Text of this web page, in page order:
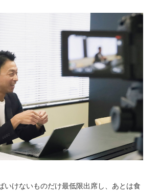
いけないものだけ最低限出席し、あとは食